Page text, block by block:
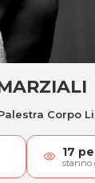
Corpo
visibility 17
stanno